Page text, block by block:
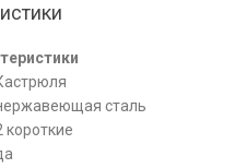
сталь
короткие